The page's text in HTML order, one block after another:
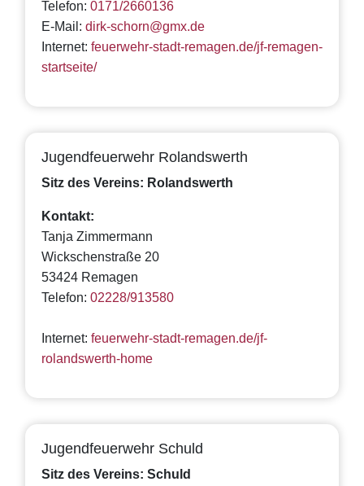
Telefon: 0171/2660136
E-Mail: dirk-schorn@gmx.de
Internet: feuerwehr-stadt-remagen.de/jf-remagen-
startseite/
Jugendfeuerwehr Rolandswerth
Sitz des Vereins: Rolandswerth
Kontakt:
Tanja Zimmermann
Wickschenstraße 20
53424 Remagen
Telefon: 02228/913580
Internet: feuerwehr-stadt-remagen.de/jf-
rolandswerth-home
Jugendfeuerwehr Schuld
Sitz des Vereins: Schuld